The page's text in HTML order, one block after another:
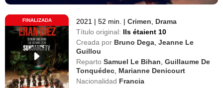
FINALIZADA 2021 | 52 min. | Crimen
Drama
Título original: Ils étaient 10
Creada por Bruno Dega ,Jeanne Le
Guillou
Reparto Samuel Le Bihan ,Guillaume De
Tonquédec Marianne Denicourt
Nacionalidad Francia